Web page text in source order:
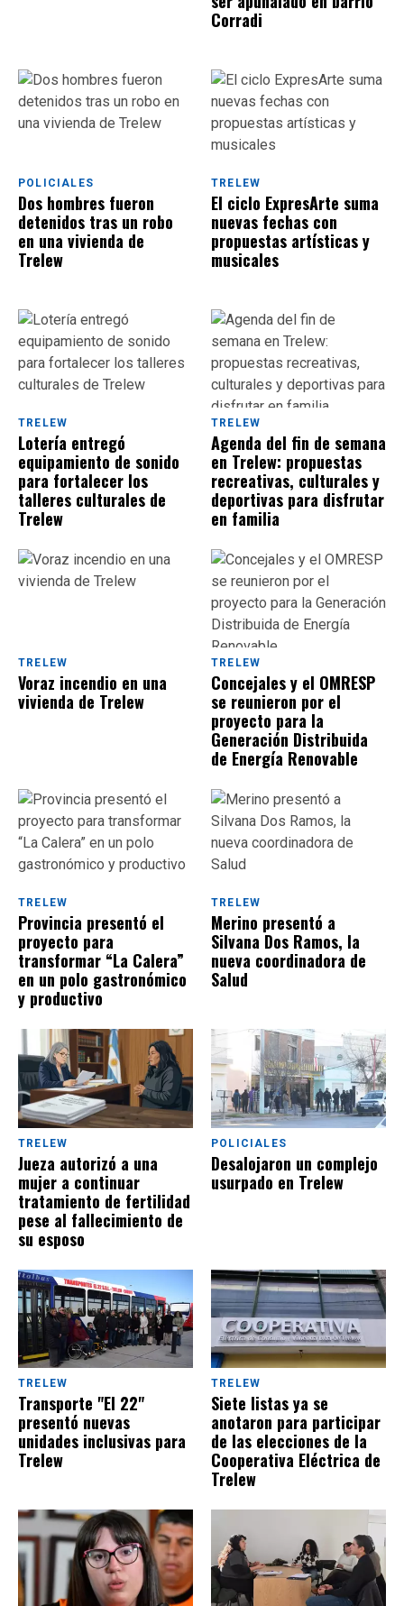
Corradi
POLICIALES
Dos hombres fueron
detenidos tras un robo
en una vivienda de
Trelew
TRELEW
El ciclo ExpresArte suma
nuevas fechas con
propuestas artísticas y
musicales
TRELEW
Lotería entregó
equipamiento de sonido
para fortalecer los
talleres culturales de
Trelew
TRELEW
Agenda del fin de semana
en Trelew: propuestas
recreativas, culturales y
deportivas para disfrutar
en familia
TRELEW
Voraz incendio en una
vivienda de Trelew
TRELEW
Concejales y el OMRESP
se reunieron por el
proyecto para la
Generación Distribuida
de Energía Renovable
TRELEW
Provincia presentó el
proyecto para
transformar “La Calera”
en un polo gastronómico
y productivo
TRELEW
Merino presentó a
Silvana Dos Ramos, la
nueva coordinadora de
Salud
TRELEW
Jueza autorizó a una
mujer a continuar
tratamiento de fertilidad
pese al fallecimiento de
su esposo
POLICIALES
Desalojaron un complejo
usurpado en Trelew
TRELEW
Transporte "El 22"
presentó nuevas
unidades inclusivas para
Trelew
TRELEW
Siete listas ya se
anotaron para participar
de las elecciones de la
Cooperativa Eléctrica de
Trelew